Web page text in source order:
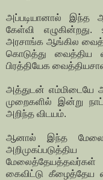
அப்படியானால் இந்த
கேள்வி
அரசாங்க ஆங்கில
கொடுத்து வைத்திய
பிரத்தியேக
அத்துடன் எம்மிடையே
முறைகளில் இன்று
அறிந்த விடயம்.
ஆனால் இந்த
கைவிட்டு கீழைத்தேய